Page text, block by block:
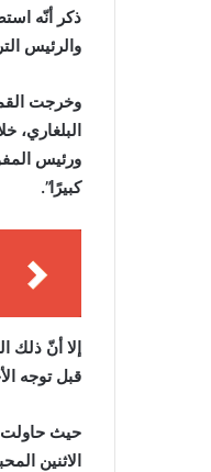
ذكر أنّه
والرئيس
وخرجت
البلغاري،
ورئيس
كبيرًا”.
إلا أنّ ذلك
قبل توجه
حيث حاولت
الاثنين